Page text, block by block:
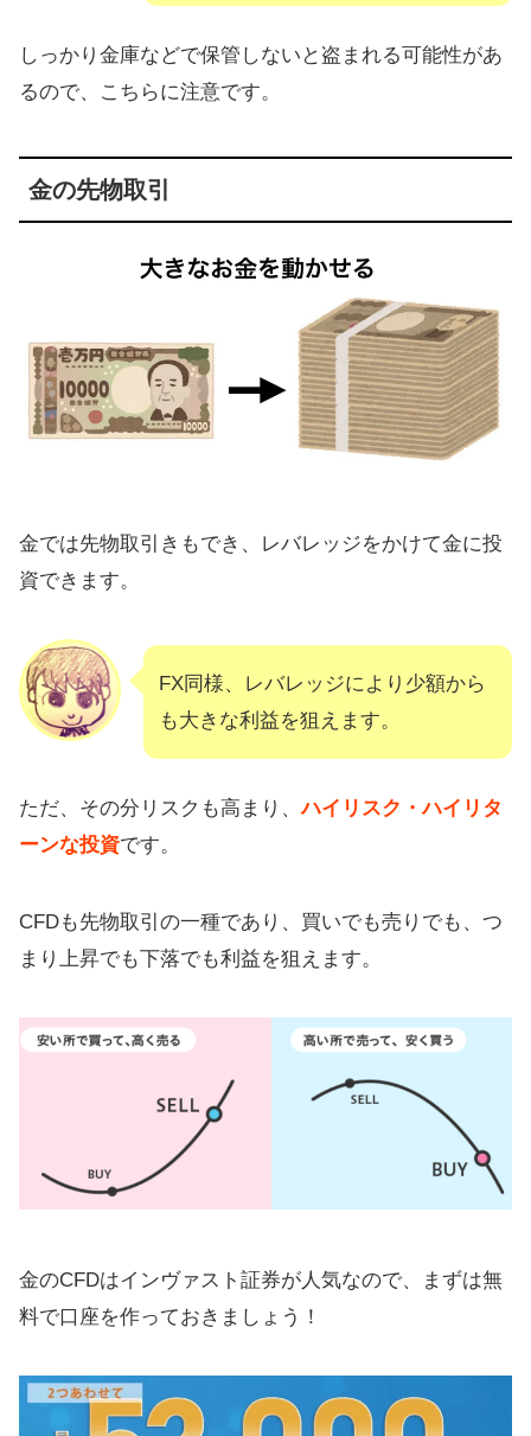
しっかり金庫などで保管しないと盗まれる可能性があ
るので、こちらに注意です。
金の先物取引
金では先物取引きもでき、レバレッジをかけて金に投
資できます。
FX同様、レバレッジにより少額から
も大きな利益を狙えます。
ただ、その分リスクも高まり、ハイリスク・ハイリタ
ーンな投資です。
CFDも先物取引の一種であり、買いでも売りでも、つ
まり上昇でも下落でも利益を狙えます。
金のCFDはインヴァスト証券が人気なので、まずは無
料で口座を作っておきましょう！